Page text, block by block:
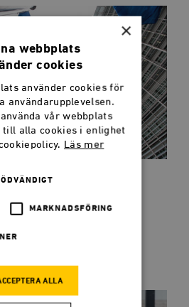
×
webbplats
cookies
använder cookies för
användarupplevelsen.
vår webbplats
till alla cookies i enlighet
Läs mer
MARKNADSFÖRING
ALLA